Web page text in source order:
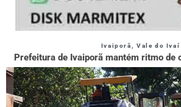
Ivaiporã Vale do Ivaí
Prefeitura de Ivaiporã mantém ritmo de